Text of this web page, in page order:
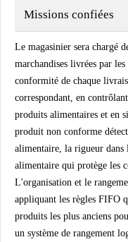
Missions confiées
Le magasinier sera chargé
marchandises livrées par
conformité de chaque
correspondant, en
produits alimentaires et en
produit non conforme
alimentaire, la rigueur dans
alimentaire qui protège les
L'organisation et le
appliquant les règles FIFO
produits les plus anciens
un système de rangement